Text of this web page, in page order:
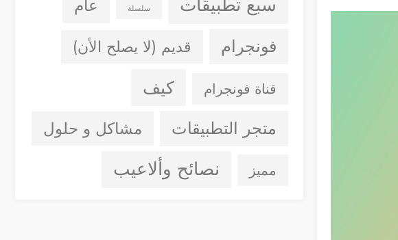
سلسلة عام
فونجرام قديم (لا يصلح الأن)
قناة فونجرام كيف
متجر التطبيقات مشاكل و حلول
مميز نصائح وألاعيب